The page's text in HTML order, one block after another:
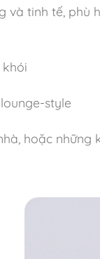
và tinh tế,
style
hoặc